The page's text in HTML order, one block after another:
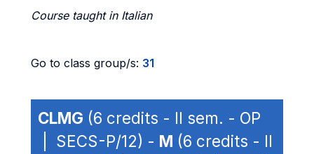
Course taught in Italian
Go to class group/s: 31
CLMG (6 credits - II sem. - OP
| SECS-P/12) - M (6 credits - II